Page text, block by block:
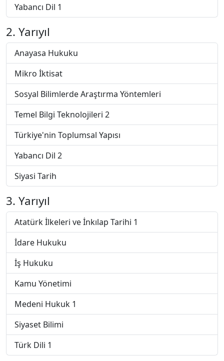
Yabancı Dil 1
2. Yarıyıl
Anayasa Hukuku
Mikro İktisat
Sosyal Bilimlerde Araştırma Yöntemleri
Temel Bilgi Teknolojileri 2
Türkiye'nin Toplumsal Yapısı
Yabancı Dil 2
Siyasi Tarih
3. Yarıyıl
Atatürk İlkeleri ve İnkılap Tarihi 1
İdare Hukuku
İş Hukuku
Kamu Yönetimi
Medeni Hukuk 1
Siyaset Bilimi
Türk Dili 1